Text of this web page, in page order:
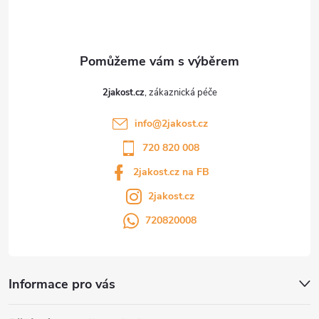
2jakost.cz
info@2jakost.cz
720 820 008
2jakost.cz na FB
2jakost.cz
720820008
Informace pro vás